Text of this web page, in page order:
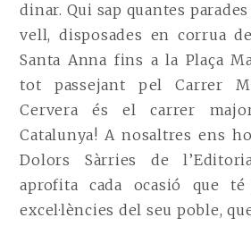
dinar. Qui sap quantes
vell, disposades en corrua
Santa Anna fins a la Plaça
tot passejant pel Carrer
Cervera és el carrer
Catalunya! A nosaltres ens
Dolors Sàrries de
aprofita cada ocasió que
excel·lències del seu poble,